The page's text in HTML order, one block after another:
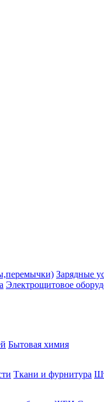
Зарядные
Электрощитовое
Бытовая химия
Ткани и фурнитура